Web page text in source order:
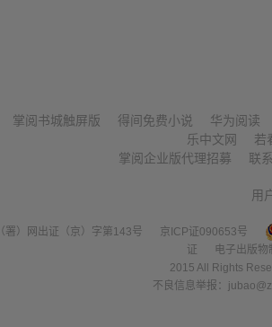
掌阅书城触屏版 得间免费小说
华为阅读
乐中文网
若
掌阅企业版代理招募
联
用
（署）网出证（京）字第143号
京ICP证090653号
证
电子出版
2015 All Rights
不良信息举报：